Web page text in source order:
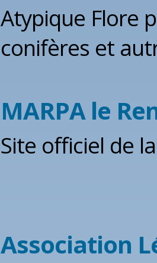
Atypique Flore
conifères et
MARPA le
Site officiel de
Association